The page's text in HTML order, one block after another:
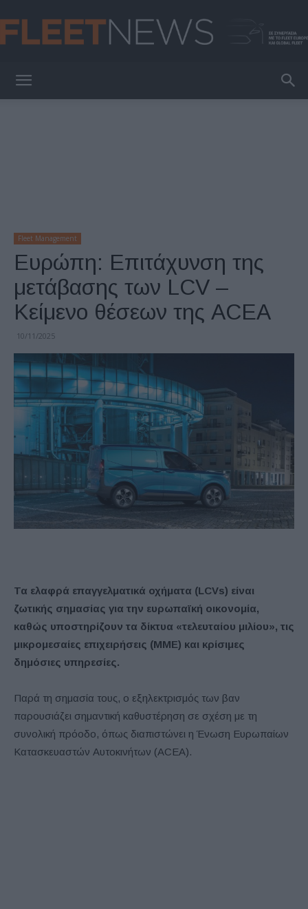
Fleet Management
Ευρώπη: Επιτάχυνση της
μετάβασης των LCV –
Κείμενο θέσεων της ACEA
10/11/2025
Τα ελαφρά επαγγελματικά οχήματα (LCVs) είναι
ζωτικής σημασίας για την ευρωπαϊκή οικονομία,
καθώς υποστηρίζουν τα δίκτυα «τελευταίου μιλίου», τις
μικρομεσαίες επιχειρήσεις (ΜΜΕ) και κρίσιμες
δημόσιες υπηρεσίες.
Παρά τη σημασία τους, ο εξηλεκτρισμός των βαν
παρουσιάζει σημαντική καθυστέρηση σε σχέση με τη
συνολική πρόοδο, όπως διαπιστώνει η Ένωση Ευρωπαίων
Κατασκευαστών Αυτοκινήτων (ACEA).